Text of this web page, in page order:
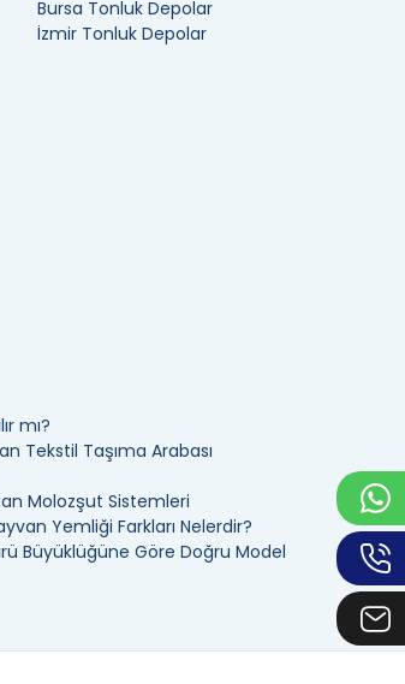
Bursa Tonluk Depolar
İzmir Tonluk Depolar
mı?
Tekstil Taşıma Arabası
Molozşut Sistemleri
Yemliği Farkları Nelerdir?
Büyüklüğüne Göre Doğru Model